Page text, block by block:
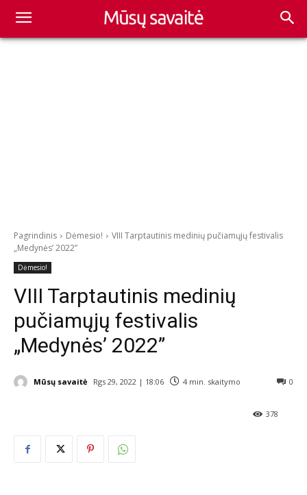
Pagrindinis Dėmesio!
VIII Tarptautinis medinių pučiamųjų festivalis
„Medynės’ 2022”
Dėmesio!
VIII Tarptautinis medinių
pučiamųjų festivalis
„Medynės’ 2022”
Mūsų savaitė Rgs 29, 2022 | 18:06 4 min. skaitymo 0
378